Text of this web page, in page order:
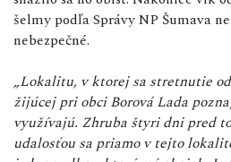
šelmy podľa Správy NP Šumava
nebezpečné.
„Lokalitu, v ktorej sa stretnutie
žijúcej pri obci Borová Lada
využívajú. Zhruba štyri dni pred
udalosťou sa priamo v tejto